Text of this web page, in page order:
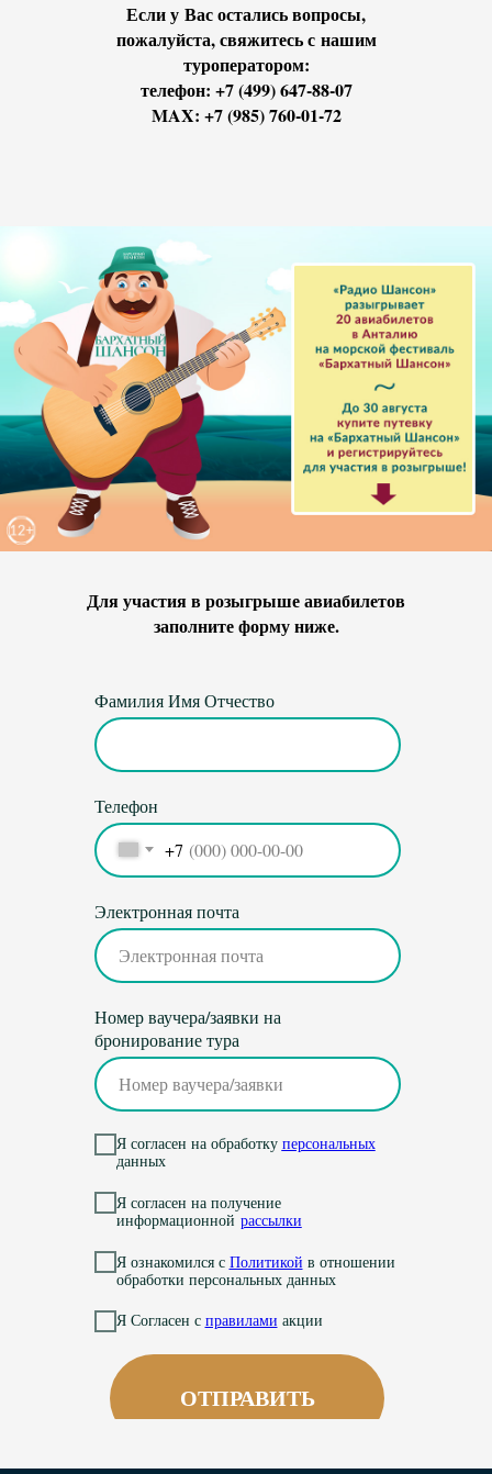
Если у Вас остались вопросы,
пожалуйста, свяжитесь с нашим
туроператором:
телефон: +7 (499) 647-88-07
MAX: +7 (985) 760-01-72
Для участия в розыгрыше авиабилетов
заполните форму ниже.
Фамилия Имя Отчество
Телефон
+7
Электронная почта
Номер ваучера/заявки на
бронирование тура
Я согласен на обработку персональных
данных
Я согласен на получение
информационной рассылки
Я ознакомился с Политикой в отношении
обработки персональных данных
Я Согласен с правилами акции
ОТПРАВИТЬ
Фестиваль «Бархатный Шансон» – это